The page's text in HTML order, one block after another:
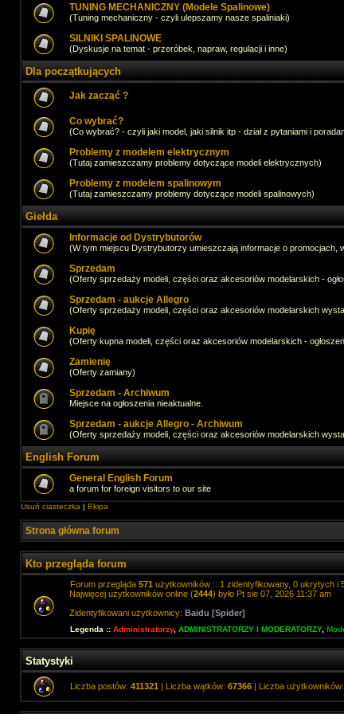
TUNING MECHANICZNY (Modele Spalinowe)
(Tuning mechaniczny - czyli ulepszamy nasze spaliniaki)
SILNIKI SPALINOWE
(Dyskusje na temat - przeróbek, napraw, regulacji i inne)
Dla początkujących
Jak zacząć ?
Co wybrać?
(Co wybrać? - czyli jaki model, jaki silnik itp - dział z pytaniami i
Problemy z modelem elektrycznym
(Tutaj zamieszczamy problemy dotyczące modeli elektrycznych)
Problemy z modelem spalinowym
(Tutaj zamieszczamy problemy dotyczące modeli spalinowych)
Giełda
Informacje od Dystrybutorów
(W tym miejscu Dystrybutorzy umieszczają informacje o promocjach,
Sprzedam
(Oferty sprzedaży modeli, części oraz akcesoriów modelarskich -
Sprzedam - aukcje Allegro
(Oferty sprzedaży modeli, części oraz akcesoriów modelarskich
Kupię
(Oferty kupna modeli, części oraz akcesoriów modelarskich -
Zamienię
(Oferty zamiany)
Sprzedam - Archiwum
Miejsce na ogłoszenia nieaktualne.
Sprzedam - aukcje Allegro - Archiwum
(Oferty sprzedaży modeli, części oraz akcesoriów modelarskich
English Forum
General English Forum
a forum for foreign visitors to our site
Usuń ciasteczka | Ekipa
Strona główna forum
Kto przegląda forum
Forum przegląda 571 użytkowników :: 1 zidentyfikowany, 0 ukrytych i
Najwięcej użytkowników online (2444) było Pt sie 07, 2026 11:37 am
Zidentyfikowani użytkownicy: Baidu [Spider]
Legenda :: Administratorzy, ADMINISTRATORZY I MODERATORZY,
Statystyki
Liczba postów: 411321 | Liczba wątków: 67366 | Liczba użytkowników: